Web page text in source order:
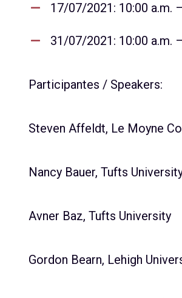
17/07/2021: 10:00 a.m.
31/07/2021: 10:00 a.m.
Participantes / Speakers:
Steven Affeldt, Le Moyne
Nancy Bauer, Tufts
Avner Baz, Tufts University
Gordon Bearn, Lehigh